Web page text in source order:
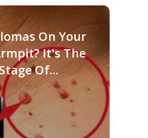
On Your
It's The
Of...